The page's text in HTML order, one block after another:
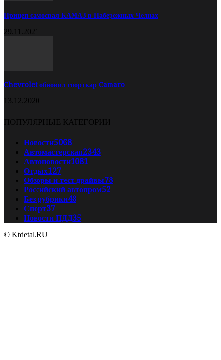
Прицеп самосвал КАМАЗ в Набережных Челнах
29.11.2021
Chevrolet обновил спорткар Camaro
13.12.2020
ПОПУЛЯРНЫЕ КАТЕГОРИИ
Новости5068
Автомастерская2343
Автоновости1081
Отдых127
Обзоры и тест драйвы78
Российский автопром52
Без рубрики48
Спорт37
Новости ПДД35
© Ktdetal.RU